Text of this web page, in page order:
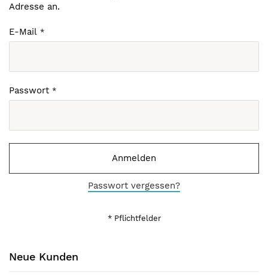
Adresse an.
E-Mail
Passwort
Anmelden
Passwort vergessen?
Neue Kunden